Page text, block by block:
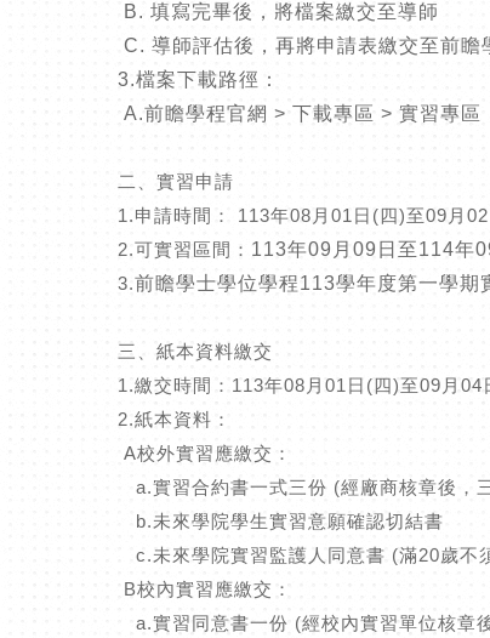
B. 填寫完畢後，將檔案繳交至導師
C. 導師評估後，再將申請表繳交至前瞻
3.檔案下載路徑：
A.前瞻學程官網 > 下載專區 > 實習專區
二、實習申請
1.申請時間： 113年08月01日(四)至09月
2.可實習區間： 113年09月09日至114年
3.前瞻學士學位學程113學年度第一學期
三、紙本資料繳交
1.繳交時間：113年08月01日(四)至09月04
2.紙本資料：
A校外實習應繳交：
a.實習合約書一式三份 (經廠商核章後，
b.未來學院學生實習意願確認切結書
c.未來學院實習監護人同意書 (滿20歲不
B校內實習應繳交：
a.實習同意書一份 (經校內實習單位核章